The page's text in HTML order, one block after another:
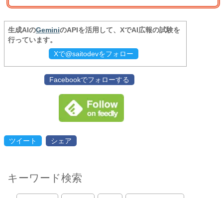
生成AIのGeminiのAPIを活用して、XでAI広報の試験を
行っています。
Xで@saitodevをフォロー
Facebookでフォローする
ツイート シェア
キーワード検索